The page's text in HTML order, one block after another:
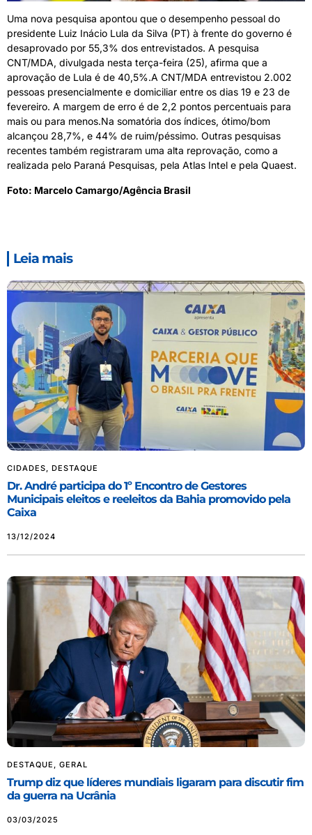
Uma nova pesquisa apontou que o desempenho pessoal do
presidente Luiz Inácio Lula da Silva (PT) à frente do governo é
desaprovado por 55,3% dos entrevistados. A pesquisa
CNT/MDA, divulgada nesta terça-feira (25), afirma que a
aprovação de Lula é de 40,5%.A CNT/MDA entrevistou 2.002
pessoas presencialmente e domiciliar entre os dias 19 e 23 de
fevereiro. A margem de erro é de 2,2 pontos percentuais para
mais ou para menos.Na somatória dos índices, ótimo/bom
alcançou 28,7%, e 44% de ruim/péssimo. Outras pesquisas
recentes também registraram uma alta reprovação, como a
realizada pelo Paraná Pesquisas, pela Atlas Intel e pela Quaest.
Foto: Marcelo Camargo/Agência Brasil
Leia mais
CIDADES, DESTAQUE
Dr. André participa do 1º Encontro de Gestores
Municipais eleitos e reeleitos da Bahia promovido pela
Caixa
13/12/2024
DESTAQUE GERAL
Trump diz que líderes mundiais ligaram para discutir fim
da guerra na Ucrânia
03/03/2025